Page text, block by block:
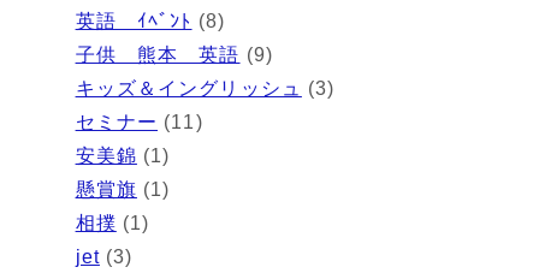
英語 ｲﾍﾞﾝﾄ (8)
子供 熊本 英語 (9)
キッズ＆イングリッシュ
(3)
セミナー (11)
安美錦 (1)
懸賞旗 (1)
相撲 (1)
jet(3)